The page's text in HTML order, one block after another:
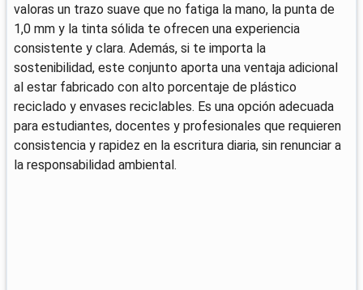
valoras un trazo suave que no fatiga la mano, la punta de
1,0 mm y la tinta sólida te ofrecen una experiencia
consistente y clara. Además, si te importa la
sostenibilidad, este conjunto aporta una ventaja adicional
al estar fabricado con alto porcentaje de plástico
reciclado y envases reciclables. Es una opción adecuada
para estudiantes, docentes y profesionales que requieren
consistencia y rapidez en la escritura diaria, sin renunciar a
la responsabilidad ambiental.